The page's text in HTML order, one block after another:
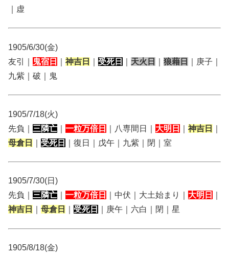
｜虚
1905/6/30(金)
友引｜
鬼宿日 神吉日 受死日 天火日 狼藉日
｜庚子｜
九紫｜破｜鬼
1905/7/18(火)
先負｜ 三隣亡 一粒万倍日 ｜八専間日｜ 大明日 神吉日
母倉日
受死日 ｜復日｜戊午｜九紫｜閉｜室
1905/7/30(日)
先負｜ 三隣亡 一粒万倍日 ｜中伏｜大土始まり｜ 大明日
神吉日
母倉日 受死日 ｜庚午｜六白｜閉｜星
1905/8/18(金)